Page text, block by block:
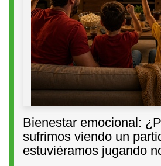
Bienestar emocional:
sufrimos viendo un
estuviéramos jugando